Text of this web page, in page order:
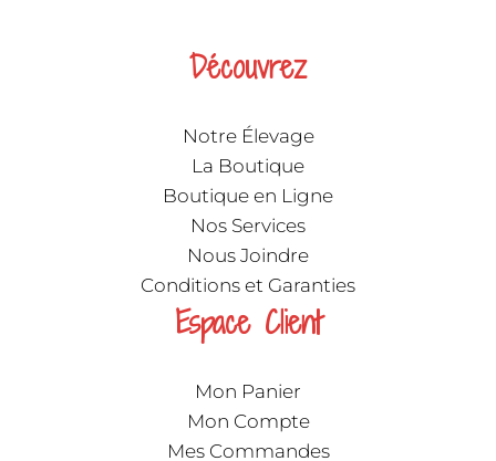
Découvrez
Notre Élevage
La Boutique
Boutique en Ligne
Nos Services
Nous Joindre
Conditions et Garanties
Espace Client
Mon Panier
Mon Compte
Mes Commandes